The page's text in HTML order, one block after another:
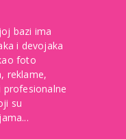
bazi ima
i devojaka
foto
reklame,
profesionalne
su